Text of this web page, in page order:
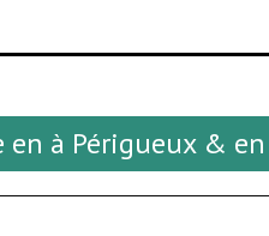
à Périgueux &